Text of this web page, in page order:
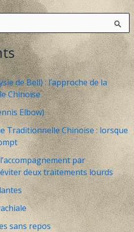
de Bell) : l’approche de la
Chinoise
Elbow)
Traditionnelle Chinoise : lorsque
par
deux traitements lourds
sans repos